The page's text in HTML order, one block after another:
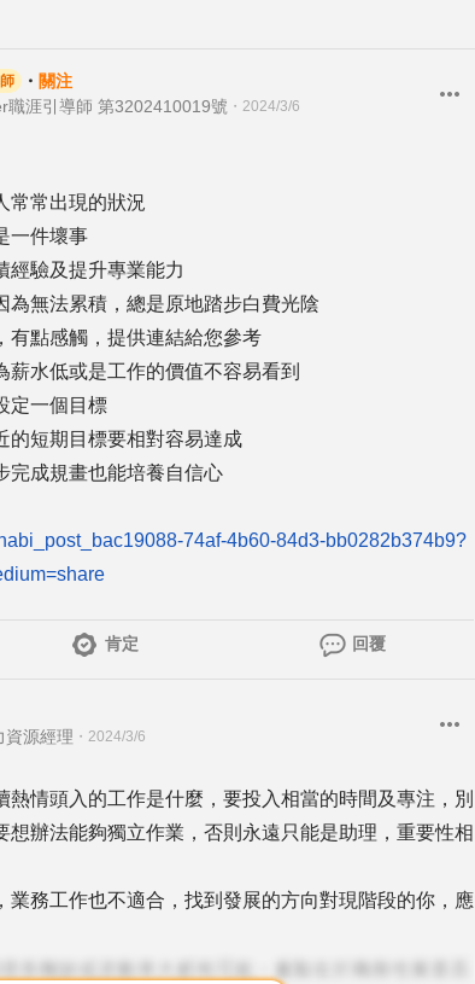
・ 關注
職涯引導師 第3202410019號 ・ 2024/3/6
常常出現的狀況
一件壞事
經驗及提升專業能力
為無法累積，總是原地踏步白費光陰
有點感觸，提供連結給您參考
薪水低或是工作的價值不容易看到
定一個目標
的短期目標要相對容易達成
完成規畫也能培養自信心
74af-4b60-84d3-bb0282b374b9?
肯定 回覆
資源經理 ・ 2024/3/6
情頭入的工作是什麼，要投入相當的時間及專注，別
想辦法能夠獨立作業，否則永遠只能是助理，重要性相
業務工作也不適合，找到發展的方向對現階段的你，應